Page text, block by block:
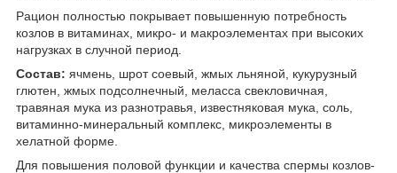
Рацион полностью покрывает повышенную потребность
козлов в витаминах, микро- и макроэлементах при высоких
нагрузках в случной период.
Состав: ячмень, шрот соевый, жмых льняной, кукурузный
глютен, жмых подсолнечный, меласса свекловичная,
травяная мука из разнотравья, известняковая мука, соль,
витаминно-минеральный комплекс, микроэлементы в
хелатной форме.
Для повышения половой функции и качества спермы козлов-